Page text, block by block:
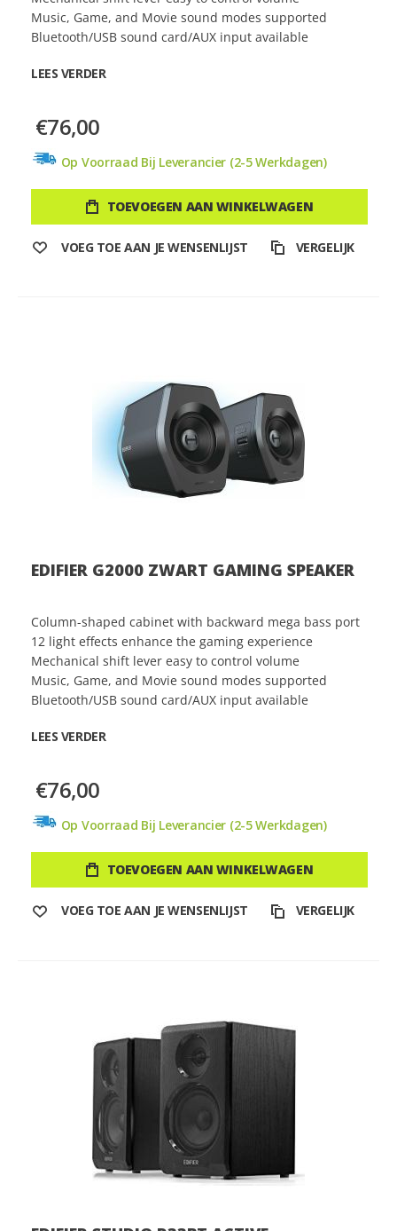
Music, Game, and Movie sound modes supported
Bluetooth/USB sound card/AUX input available
LEES VERDER
€76,00
Op Voorraad Bij Leverancier (2-5 Werkdagen)
TOEVOEGEN AAN WINKELWAGEN
VOEG TOE AAN JE WENSENLIJST VERGELIJK
EDIFIER G2000 ZWART GAMING SPEAKER
Column-shaped cabinet with backward mega bass port
12 light effects enhance the gaming experience
Mechanical shift lever easy to control volume
Music, Game, and Movie sound modes supported
Bluetooth/USB sound card/AUX input available
LEES VERDER
€76,00
Op Voorraad Bij Leverancier (2-5 Werkdagen)
TOEVOEGEN AAN WINKELWAGEN
VOEG TOE AAN JE WENSENLIJST VERGELIJK